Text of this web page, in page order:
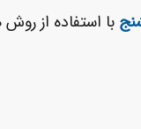
با استفاده از روش